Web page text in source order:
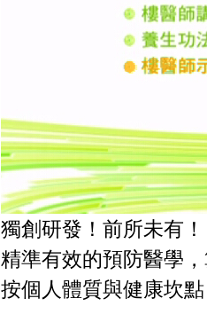
獨創研發！前所未有！
精準有效的預防醫學
按個人體質與健康坎